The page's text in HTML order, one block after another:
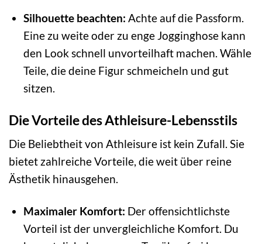
Silhouette beachten: Achte auf die Passform.
Eine zu weite oder zu enge Jogginghose kann
den Look schnell unvorteilhaft machen. Wähle
Teile, die deine Figur schmeicheln und gut
sitzen.
Die Vorteile des Athleisure-Lebensstils
Die Beliebtheit von Athleisure ist kein Zufall. Sie
bietet zahlreiche Vorteile, die weit über reine
Ästhetik hinausgehen.
Maximaler Komfort: Der offensichtlichste
Vorteil ist der unvergleichliche Komfort. Du